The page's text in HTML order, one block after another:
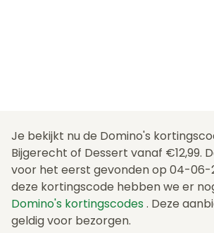
Je bekijkt nu de Domino's
Bijgerecht of Dessert vanaf €12,99.
voor het eerst gevonden op 04-06-
deze kortingscode hebben we er
Domino's kortingscodes . Deze
geldig voor bezorgen.